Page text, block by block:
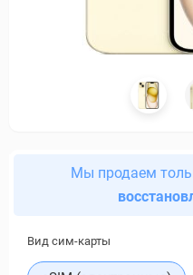
Мы продаем
Вид сим-карты